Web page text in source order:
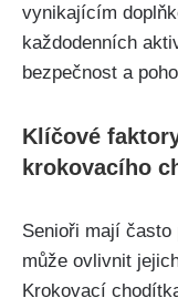
vynikajícím
každodenních
bezpečnost a
Klíčové
krokovacího
Senioři mají
může ovlivnit
Krokovací